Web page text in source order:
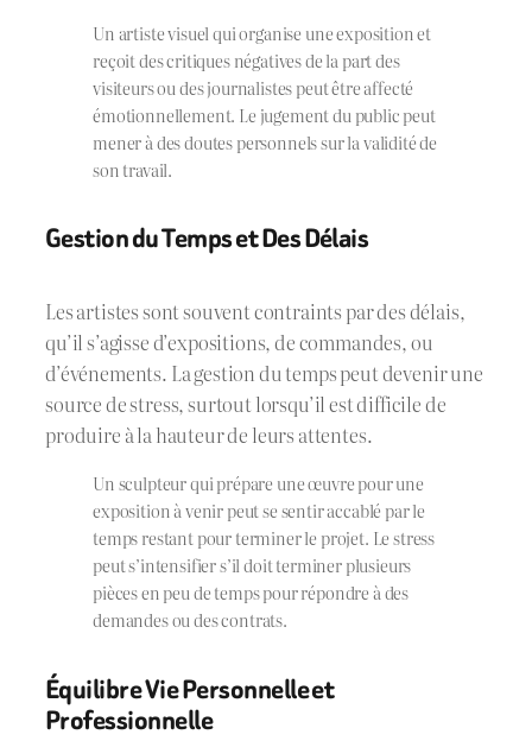
Un artiste visuel qui organise une exposition et
reçoit des critiques négatives de la part des
visiteurs ou des journalistes peut être affecté
émotionnellement. Le jugement du public peut
mener à des doutes personnels sur la validité de
son travail.
Gestion du Temps et Des Délais
Les artistes sont souvent contraints par des délais,
qu’il s’agisse d’expositions, de commandes, ou
d’événements. La gestion du temps peut devenir une
source de stress, surtout lorsqu’il est difficile de
produire à la hauteur de leurs attentes.
Un sculpteur qui prépare une œuvre pour une
exposition à venir peut se sentir accablé par le
temps restant pour terminer le projet. Le stress
peut s’intensifier s’il doit terminer plusieurs
pièces en peu de temps pour répondre à des
demandes ou des contrats.
Équilibre Vie Personnelle et
Professionnelle